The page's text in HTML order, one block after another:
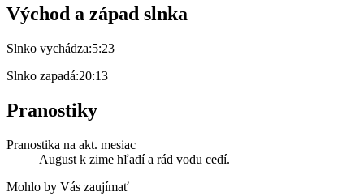
Východ a západ slnka
Slnko vychádza:5:23
Slnko zapadá:20:13
Pranostiky
Pranostika na akt. mesiac
August k zime hľadí a rád vodu cedí.
Mohlo by Vás zaujímať